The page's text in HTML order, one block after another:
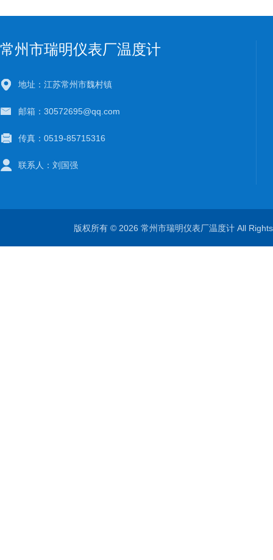
常州市瑞明仪表厂温度计
地址：江苏常州市魏村镇
邮箱：30572695@qq.com
传真：0519-85715316
联系人：刘国强
版权所有 © 2026 常州市瑞明仪表厂温度计 All